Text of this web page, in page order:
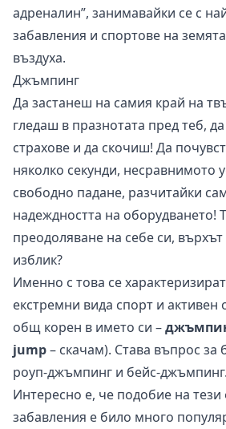
адреналин”, занимавайки се с
забавления и спортове на
въздуха.
Джъмпинг
Да застанеш на самия край на
гледаш в празнотата пред теб,
страхове и да скочиш! Да
няколко секунди, несравнимото
свободно падане, разчитайки
надеждността на оборудването!
преодоляване на себе си,
изблик?
Именно с това се
екстремни вида спорт и активен
общ корен в името си –
jump– скачам). Става въпрос
роуп-джъмпинг и бейс-джъмпинг.
Интересно е, че подобие на тези
забавления е било много